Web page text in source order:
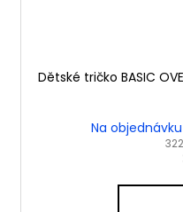
Dětské tričko BASIC
Na